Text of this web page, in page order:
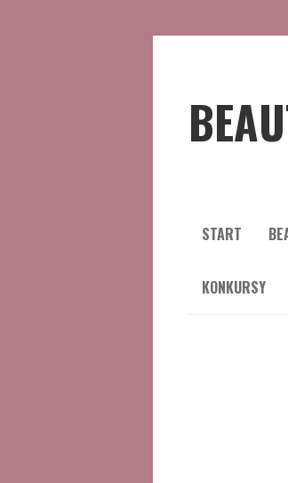
START
KONKURSY